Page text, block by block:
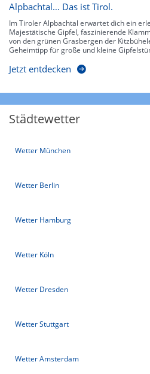
Alpbachtal… Das ist Tirol.
Im Tiroler Alpbachtal erwartet dich ein
Majestätische Gipfel, faszinierende
von den grünen Grasbergen der
Geheimtipp für große und kleine
Jetzt entdecken
Städtewetter
Wetter München
Wetter Berlin
Wetter Hamburg
Wetter Köln
Wetter Dresden
Wetter Stuttgart
Wetter Amsterdam